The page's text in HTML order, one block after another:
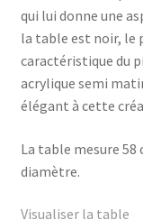
qui lui donne une
la table est noir, le
caractéristique du
acrylique semi
élégant à cette
La table mesure 58
diamètre.
Visualiser la table